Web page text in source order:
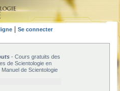
Se connecter
- Cours gratuits des
de Scientologie en
de Scientologie